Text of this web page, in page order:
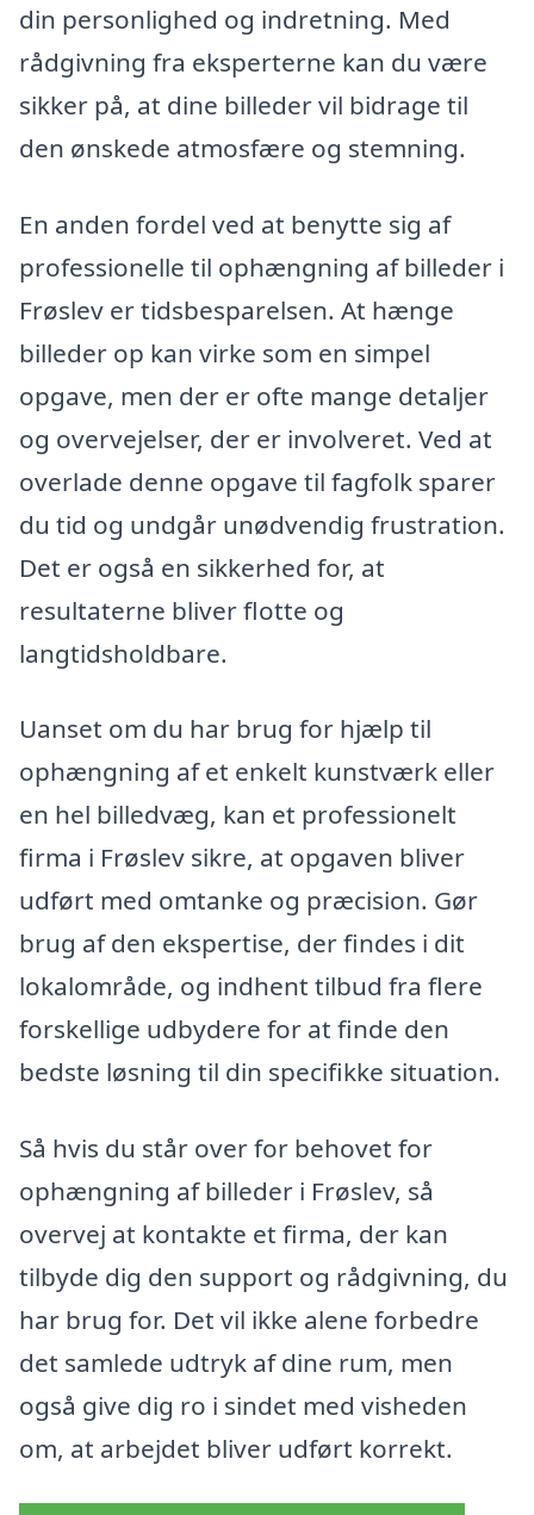
din personlighed og indretning. Med
rådgivning fra eksperterne kan du være
sikker på, at dine billeder vil bidrage til
den ønskede atmosfære og stemning.
En anden fordel ved at benytte sig af
professionelle til ophængning af billeder i
Frøslev er tidsbesparelsen. At hænge
billeder op kan virke som en simpel
opgave, men der er ofte mange detaljer
og overvejelser, der er involveret. Ved at
overlade denne opgave til fagfolk sparer
du tid og undgår unødvendig frustration.
Det er også en sikkerhed for, at
resultaterne bliver flotte og
langtidsholdbare.
Uanset om du har brug for hjælp til
ophængning af et enkelt kunstværk eller
en hel billedvæg, kan et professionelt
firma i Frøslev sikre, at opgaven bliver
udført med omtanke og præcision. Gør
brug af den ekspertise, der findes i dit
lokalområde, og indhent tilbud fra flere
forskellige udbydere for at finde den
bedste løsning til din specifikke situation.
Så hvis du står over for behovet for
ophængning af billeder i Frøslev, så
overvej at kontakte et firma, der kan
tilbyde dig den support og rådgivning, du
har brug for. Det vil ikke alene forbedre
det samlede udtryk af dine rum, men
også give dig ro i sindet med visheden
om, at arbejdet bliver udført korrekt.